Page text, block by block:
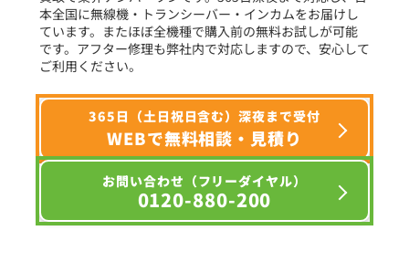
本全国に無線機・トランシーバー・インカムをお届けし
ています。またほぼ全機種で購入前の無料お試しが可能
です。アフター修理も弊社内で対応しますので、安心して
ご利用ください。
365日（土日祝日含む）深夜まで受付
WEBで無料相談・見積り
お問い合わせ（フリーダイヤル）
0120-880-200